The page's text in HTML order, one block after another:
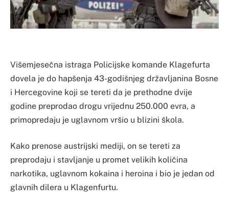
Višemjesečna istraga Policijske komande Klagefurta
dovela je do hapšenja 43-godišnjeg državljanina Bosne
i Hercegovine koji se tereti da je prethodne dvije
godine preprodao drogu vrijednu 250.000 evra, a
primopredaju je uglavnom vršio u blizini škola.
Kako prenose austrijski mediji, on se tereti za
preprodaju i stavljanje u promet velikih količina
narkotika, uglavnom kokaina i heroina i bio je jedan od
glavnih dilera u Klagenfurtu.